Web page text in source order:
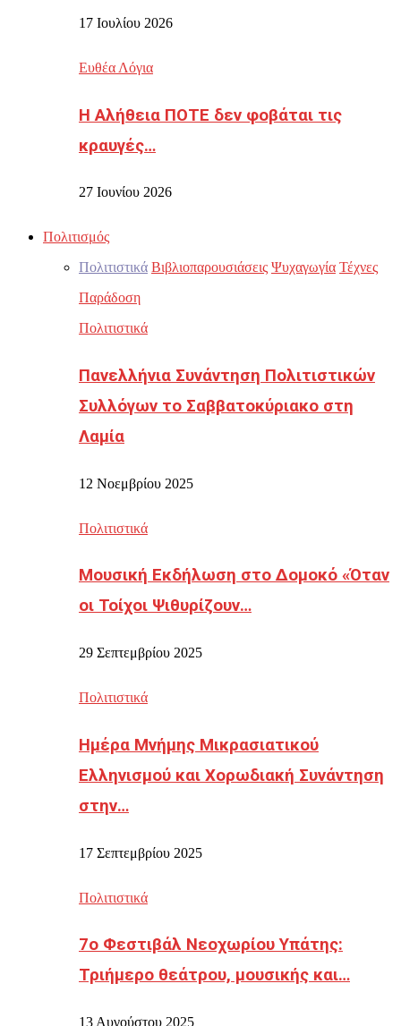
17 Ιουλίου 2026
Ευθέα Λόγια
Η Αλήθεια ΠΟΤΕ δεν φοβάται τις
κραυγές…
27 Ιουνίου 2026
Πολιτισμός
Πολιτιστικά Βιβλιοπαρουσιάσεις Ψυχαγωγία Τέχνες
Παράδοση
Πολιτιστικά
Πανελλήνια Συνάντηση Πολιτιστικών
Συλλόγων το Σαββατοκύριακο στη
Λαμία
12 Νοεμβρίου 2025
Πολιτιστικά
Μουσική Εκδήλωση στο Δομοκό «Όταν
οι Τοίχοι Ψιθυρίζουν…
29 Σεπτεμβρίου 2025
Πολιτιστικά
Ημέρα Μνήμης Μικρασιατικού
Ελληνισμού και Χορωδιακή Συνάντηση
στην…
17 Σεπτεμβρίου 2025
Πολιτιστικά
7ο Φεστιβάλ Νεοχωρίου Υπάτης:
Τριήμερο θεάτρου, μουσικής και…
13 Αυγούστου 2025